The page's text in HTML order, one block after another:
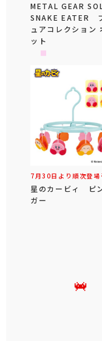
METAL GEAR
SNAKE EATER
ュアコレクション
ット
7月30日より順次登場
星のカービィ ピ
ガー